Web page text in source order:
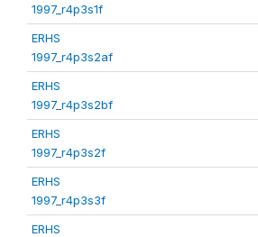
1997_r4p3s1f
ERHS
1997_r4p3s2af
ERHS
1997_r4p3s2bf
ERHS
1997_r4p3s2f
ERHS
1997_r4p3s3f
ERHS